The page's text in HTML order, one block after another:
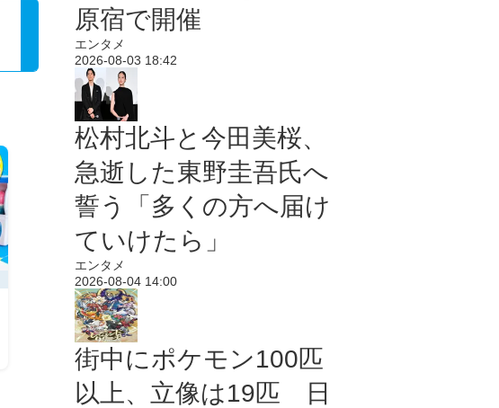
原宿で開催
エンタメ
2026-08-03 18:42
松村北斗と今田美桜、
急逝した東野圭吾氏へ
誓う「多くの方へ届け
ていけたら」
エンタメ
2026-08-04 14:00
街中にポケモン100匹
以上、立像は19匹 日